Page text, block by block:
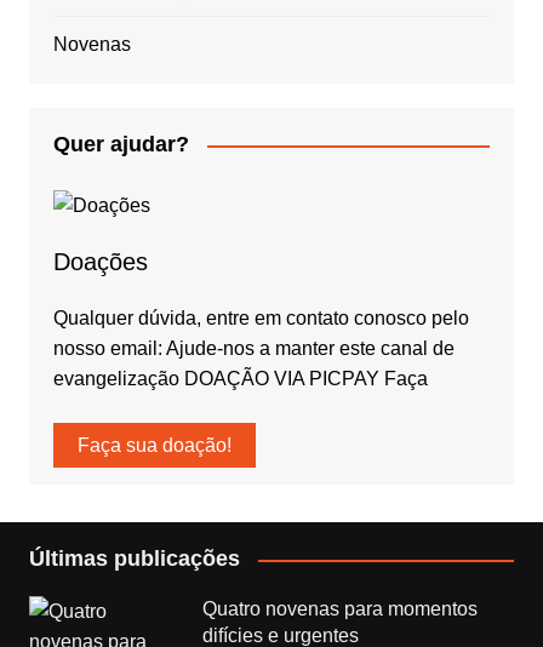
Novenas
Quer ajudar?
Doações
Qualquer dúvida, entre em contato conosco pelo
nosso email: Ajude-nos a manter este canal de
evangelização DOAÇÃO VIA PICPAY Faça
Faça sua doação!
Últimas publicações
Quatro novenas para momentos
difícies e urgentes